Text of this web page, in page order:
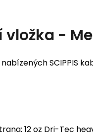
vložka -
SCIPPIS
12 oz Dri-Tec